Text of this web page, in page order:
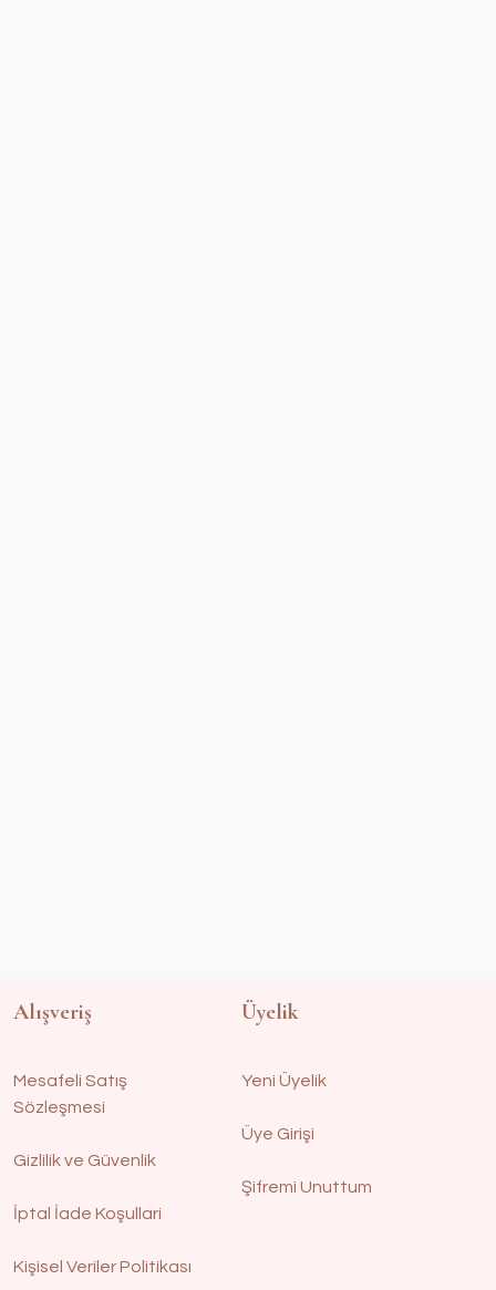
Alışveriş
Mesafeli Satış
Sözleşmesi
Gizlilik ve Güvenlik
İptal İade Koşullari
Kişisel Veriler Politikası
Üyelik
Yeni Üyelik
Üye Girişi
Şifremi Unuttum